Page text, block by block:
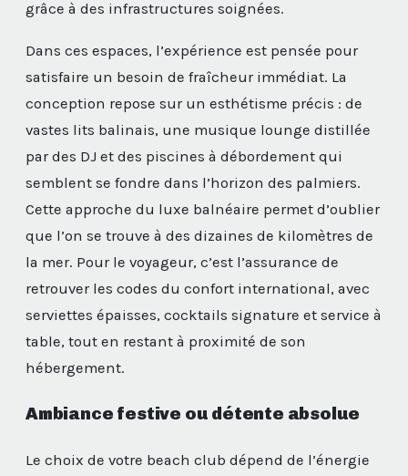
grâce à des infrastructures soignées.
Dans ces espaces, l’expérience est pensée pour
satisfaire un besoin de fraîcheur immédiat. La
conception repose sur un esthétisme précis : de
vastes lits balinais, une musique lounge distillée
par des DJ et des piscines à débordement qui
semblent se fondre dans l’horizon des palmiers.
Cette approche du luxe balnéaire permet d’oublier
que l’on se trouve à des dizaines de kilomètres de
la mer. Pour le voyageur, c’est l’assurance de
retrouver les codes du confort international, avec
serviettes épaisses, cocktails signature et service à
table, tout en restant à proximité de son
hébergement.
Ambiance festive ou détente absolue
Le choix de votre beach club dépend de l’énergie